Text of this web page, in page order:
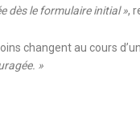
dès le formulaire initial »,
changent au cours
»